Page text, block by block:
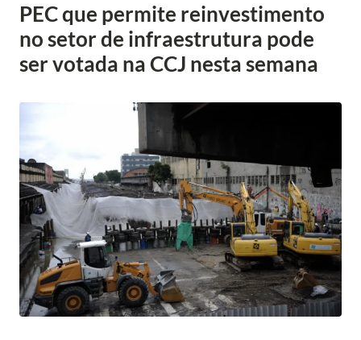
PEC que permite reinvestimento
no setor de infraestrutura pode
ser votada na CCJ nesta semana